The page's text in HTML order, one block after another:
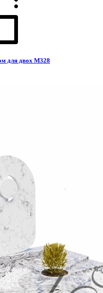
для двох М328